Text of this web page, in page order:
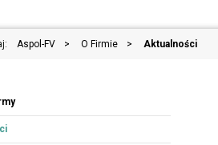
Aspol-FV > O Firmie > Aktualności